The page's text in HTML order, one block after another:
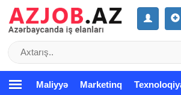
Maliyyə Marketinq